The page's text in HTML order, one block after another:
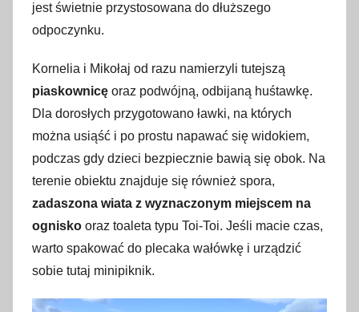
jest świetnie przystosowana do dłuższego
odpoczynku.
Kornelia i Mikołaj od razu namierzyli tutejszą
piaskownicę oraz podwójną, odbijaną huśtawkę.
Dla dorosłych przygotowano ławki, na których
można usiąść i po prostu napawać się widokiem,
podczas gdy dzieci bezpiecznie bawią się obok. Na
terenie obiektu znajduje się również spora,
zadaszona wiata z wyznaczonym miejscem na
ognisko oraz toaleta typu Toi-Toi. Jeśli macie czas,
warto spakować do plecaka wałówkę i urządzić
sobie tutaj minipiknik.